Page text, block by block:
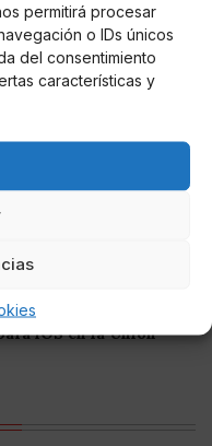
permitirá procesar
o IDs únicos
del consentimiento
características y
Online en
Casinos
con Bitcoin y
iOS en la Unión